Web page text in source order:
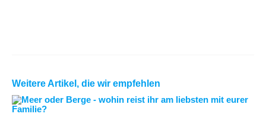
Weitere Artikel, die wir empfehlen